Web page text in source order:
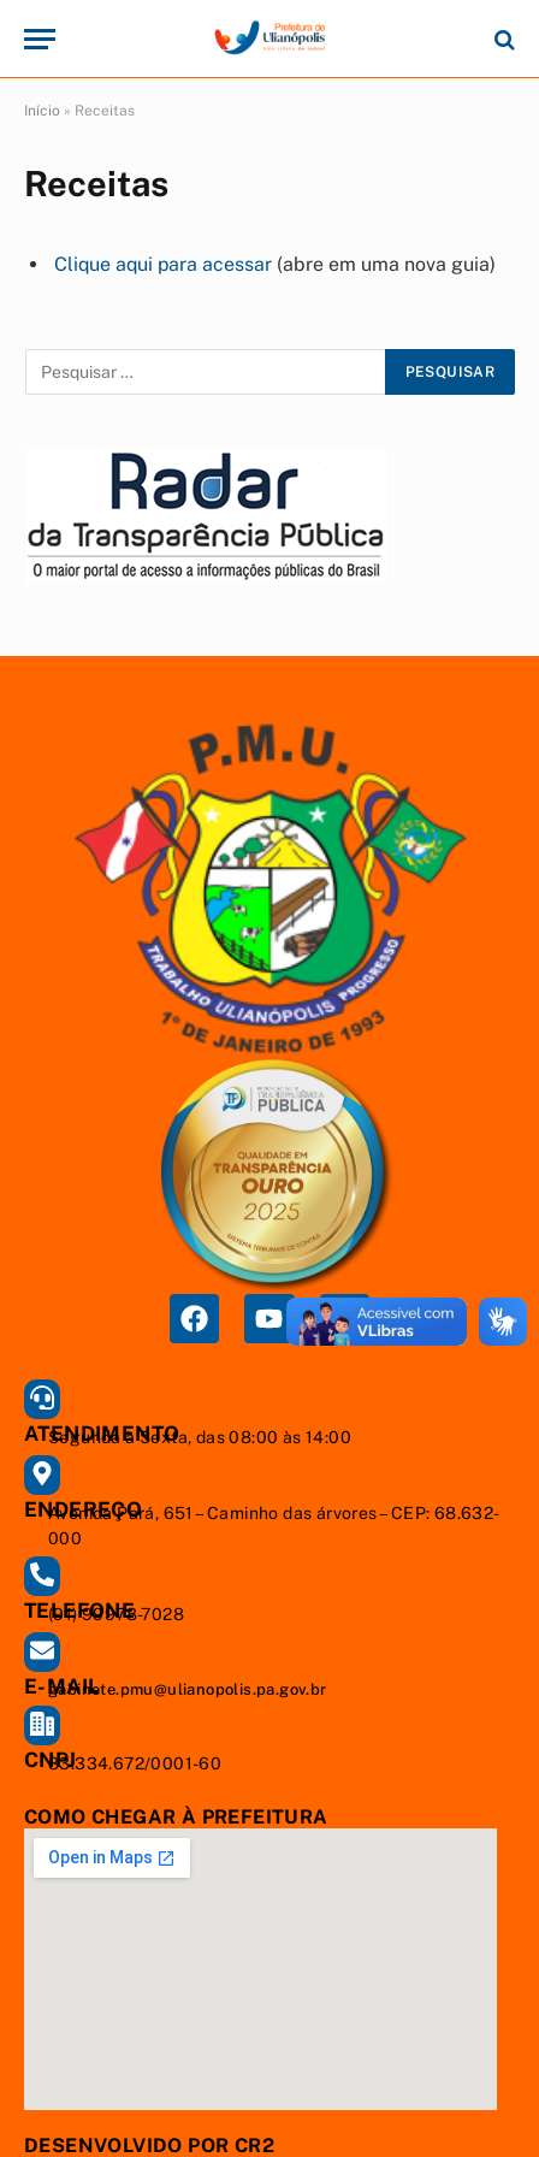
Início » Receitas
Receitas
Clique aqui para acessar (abre em uma nova guia)
ATENDIMENTO
Segunda à Sexta, das 08:00 às 14:00
ENDEREÇO
Avenida Pará, 651 – Caminho das árvores – CEP: 68.632-
000
TELEFONE
(91) 99978-7028
E-MAIL
gabinete.pmu@ulianopolis.pa.gov.br
CNPJ83.334.672/0001-60
COMO CHEGAR À PREFEITURA
DESENVOLVIDO POR CR2